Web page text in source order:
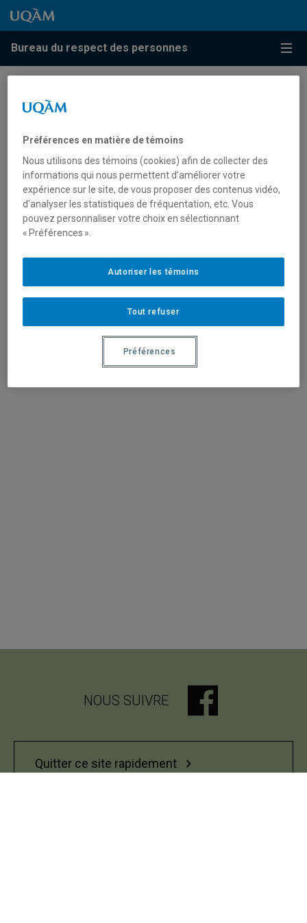
Passer au contenu
Accéder au menu principal
Accéder à la recherche
Passer au contenu
Accéder au menu principal
Bureau du respect des personnes
Menu
NOUS SUIVRE
Quitter ce site rapidement
Guide de communication et
Guide de communication inclusive
Aide-mémoire d’écriture inclusive
Préférences en matière de témoins
Nous utilisons des témoins (cookies) afin de collecter des
informations qui nous permettent d’améliorer votre
expérience sur le site, de vous proposer des contenus vidéo,
d’analyser les statistiques de fréquentation, etc. Vous
pouvez personnaliser votre choix en sélectionnant
« Préférences ».
Tout refuser
Autoriser les témoins
Préférences